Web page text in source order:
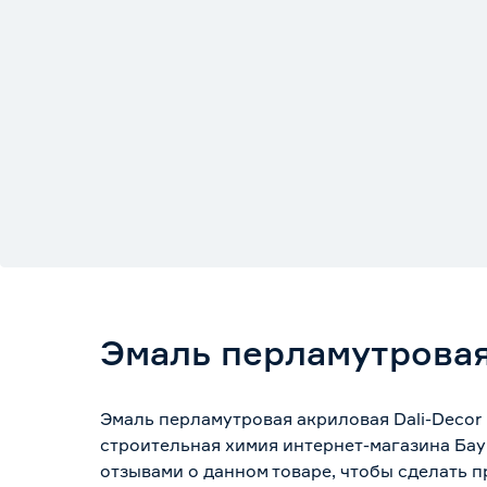
Эмаль
Эмаль перламутровая акриловая Dali-
строительная химия интернет-магазина
отзывами о данном товаре, чтобы сделать